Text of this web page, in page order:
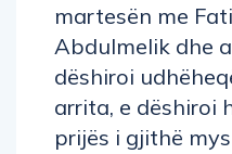
martesën me
Abdulmelik dhe
dëshiroi
arrita, e dëshiroi
prijës i gjithë